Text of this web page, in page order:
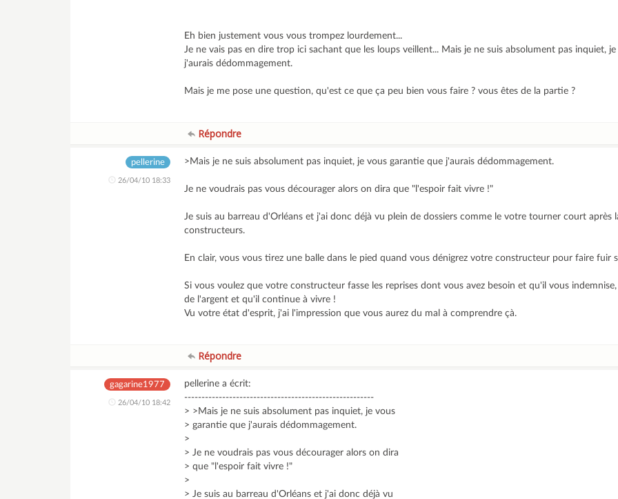
Eh bien justement vous vous trompez lourdement...
Je ne vais pas en dire trop ici sachant que les loups veillent... Mais je ne suis absolument pas inquiet,
j'aurais dédommagement.
Mais je me pose une question, qu'est ce que ça peu bien vous faire ? vous êtes de la partie ?
Répondre
pellerine
26/04/10 18:33
>Mais je ne suis absolument pas inquiet, je vous garantie que j'aurais dédommagement.
Je ne voudrais pas vous décourager alors on dira que "l'espoir fait vivre !"
Je suis au barreau d'Orléans et j'ai donc déjà vu plein de dossiers comme le votre tourner court après
constructeurs.
En clair, vous vous tirez une balle dans le pied quand vous dénigrez votre constructeur pour faire fuir
Si vous voulez que votre constructeur fasse les reprises dont vous avez besoin et qu'il vous
de l'argent et qu'il continue à vivre !
Vu votre état d'esprit, j'ai l'impression que vous aurez du mal à comprendre çà.
Répondre
gagarine1977
26/04/10 18:42
pellerine a écrit:
-------------------------------------------------------
> >Mais je ne suis absolument pas inquiet, je vous
> garantie que j'aurais dédommagement.
>
> Je ne voudrais pas vous décourager alors on dira
> que "l'espoir fait vivre !"
>
> Je suis au barreau d'Orléans et j'ai donc déjà vu